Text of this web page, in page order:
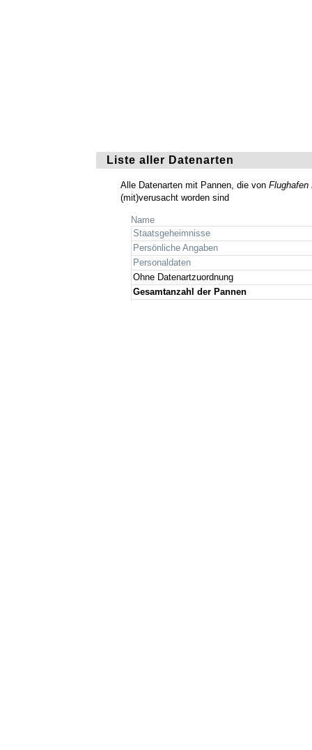
Liste aller Datenarten
Alle Datenarten mit Pannen, die von Flughafen
(mit)verusacht worden sind
Name
Staatsgeheimnisse
Persönliche Angaben
Personaldaten
Ohne Datenartzuordnung
Gesamtanzahl der Pannen